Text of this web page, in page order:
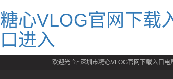
糖心VLOG官网下载
口进入
欢迎光临~深圳市糖心VLOG官网下载入口电